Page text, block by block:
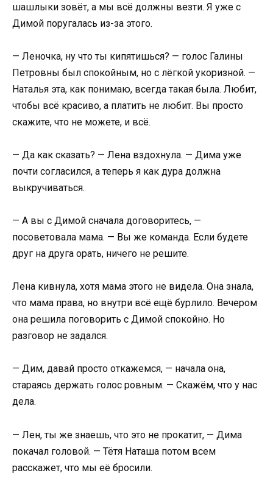
шашлыки зовёт, а мы всё должны везти. Я уже с
Димой поругалась из-за этого.
— Леночка, ну что ты кипятишься? — голос Галины
Петровны был спокойным, но с лёгкой укоризной. —
Наталья эта, как понимаю, всегда такая была. Любит,
чтобы всё красиво, а платить не любит. Вы просто
скажите, что не можете, и всё.
— Да как сказать? — Лена вздохнула. — Дима уже
почти согласился, а теперь я как дура должна
выкручиваться.
— А вы с Димой сначала договоритесь, —
посоветовала мама. — Вы же команда. Если будете
друг на друга орать, ничего не решите.
Лена кивнула, хотя мама этого не видела. Она знала,
что мама права, но внутри всё ещё бурлило. Вечером
она решила поговорить с Димой спокойно. Но
разговор не задался.
— Дим, давай просто откажемся, — начала она,
стараясь держать голос ровным. — Скажём, что у нас
дела.
— Лен, ты же знаешь, что это не прокатит, — Дима
покачал головой. — Тётя Наташа потом всем
расскажет, что мы её бросили.